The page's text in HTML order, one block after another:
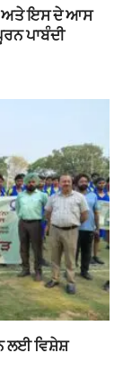
ਅਤੇ ਇਸ ਦੇ ਆਸ
ਪਾਬੰਦੀ
ਲਈ ਵਿਸ਼ੇਸ਼